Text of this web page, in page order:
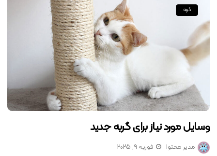
گربه
وسایل مورد نیاز برای گربه جدید
مدیر محتوا فوریه 9, 2025